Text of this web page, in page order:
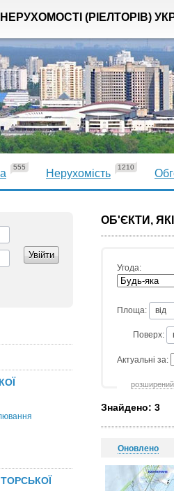
(РІЕЛТОРІВ)
555
Нерухомість
1210
ОБ'ЄКТИ,
Угода:
Площа:
Поверх:
Актуальні за:
Знайдено: 3
Оновлено